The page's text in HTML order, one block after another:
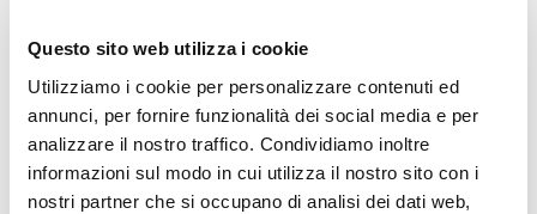
Questo sito web utilizza i cookie
Utilizziamo i cookie per personalizzare contenuti ed
annunci, per fornire funzionalità dei social media e per
analizzare il nostro traffico. Condividiamo inoltre
informazioni sul modo in cui utilizza il nostro sito con i
nostri partner che si occupano di analisi dei dati web,
poche ore la petizione on line è stata sottoscritta da
oltre cinquecento persone, ha ottenuto oltre
cinquemila visualizzazioni, è stata condivisa oltre
cinquecentosessanta volte e i numeri continuano ad
aumentare attraverso i canali social.
"Domenica 26 novembre 2023 alle ore 15 nella